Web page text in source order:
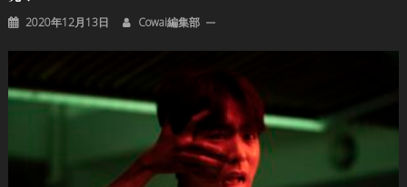
2020年12月13日 Cowai編集部